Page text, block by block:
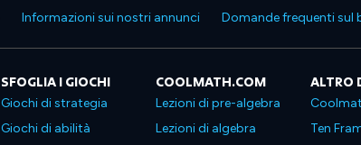
Informazioni sui nostri annunci Domande frequenti sul
SFOGLIA I GIOCHI
Giochi di strategia
Giochi di abilità
COOLMATH.COM
Lezioni di pre-algebra
Lezioni di algebra
ALTRO
Ten